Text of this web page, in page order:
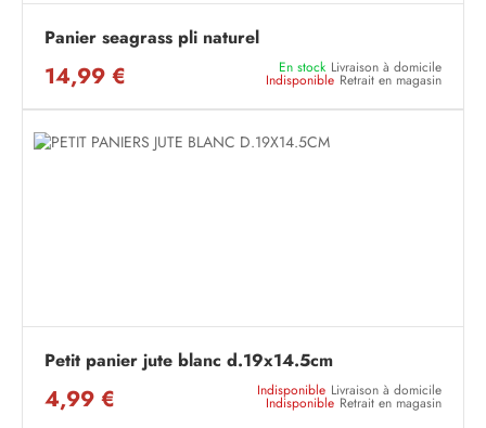
Panier seagrass pli naturel
14,99 € En stock Livraison à domicile
Indisponible Retrait en magasin
Petit panier jute blanc d.19x14.5cm
4,99 € Indisponible Livraison à domicile
Indisponible Retrait en magasin